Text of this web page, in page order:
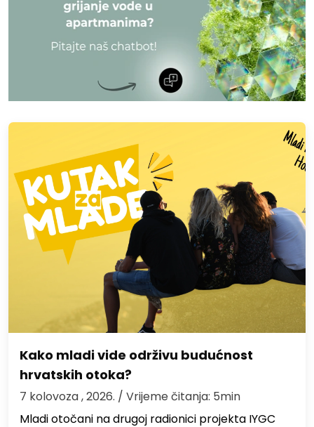
Kako mladi vide održivu budućnost
hrvatskih otoka?
7 kolovoza , 2026. / Vrijeme čitanja: 5min
Mladi otočani na drugoj radionici projekta IYGC